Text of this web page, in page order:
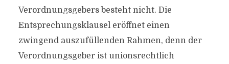
Verordnungsgebers besteht nicht. Die
Entsprechungsklausel eröffnet einen
zwingend auszufüllenden Rahmen, denn der
Verordnungsgeber ist unionsrechtlich